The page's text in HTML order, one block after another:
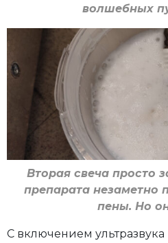
волшебных
Вторая свеча просто
препарата незаметно
пены. Но
С включением